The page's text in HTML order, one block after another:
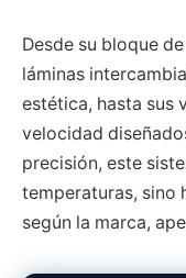
Desde su bloque
láminas
estética, hasta sus
velocidad
precisión, este
temperaturas, sino
según la marca,